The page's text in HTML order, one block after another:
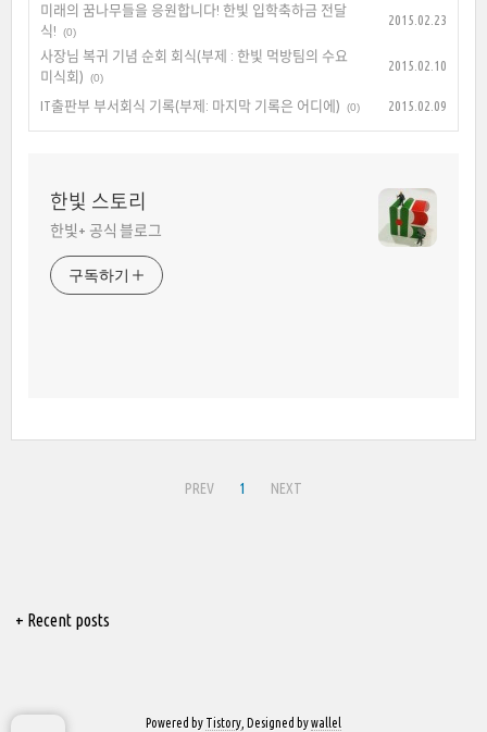
미래의 꿈나무들을 응원합니다! 한빛 입학축하금 전달
식!
(0)
2015.02.23
사장님 복귀 기념 순회 회식(부제 : 한빛 먹방팀의 수요
미식회)
(0)
2015.02.10
IT출판부 부서회식 기록(부제: 마지막 기록은 어디에) (0) 2015.02.09
한빛 스토리
한빛+ 공식 블로그
구독하기
PREV 1 NEXT
+ Recent posts
Powered by Tistory , Designed bywallel